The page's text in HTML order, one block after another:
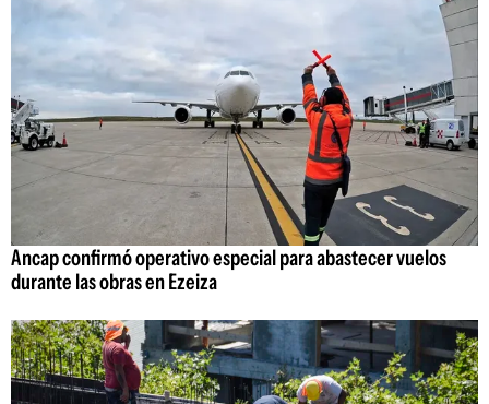
Ancap confirmó operativo especial para abastecer vuelos
durante las obras en Ezeiza